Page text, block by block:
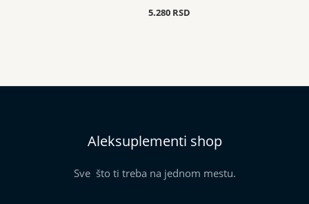
5.280 RSD
Aleksuplementi shop
Sve što ti treba na jednom mestu.